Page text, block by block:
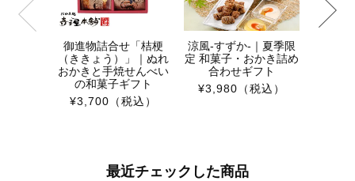
御進物詰合せ「桔梗
（ききょう）」｜ぬれ
おかきと手焼せんべい
の和菓子ギフト
¥3,700 （税込）
涼風-すずか-｜夏季限
定 和菓子・おかき詰め
合わせギフト
¥3,980 （税込）
最近チェックした商品